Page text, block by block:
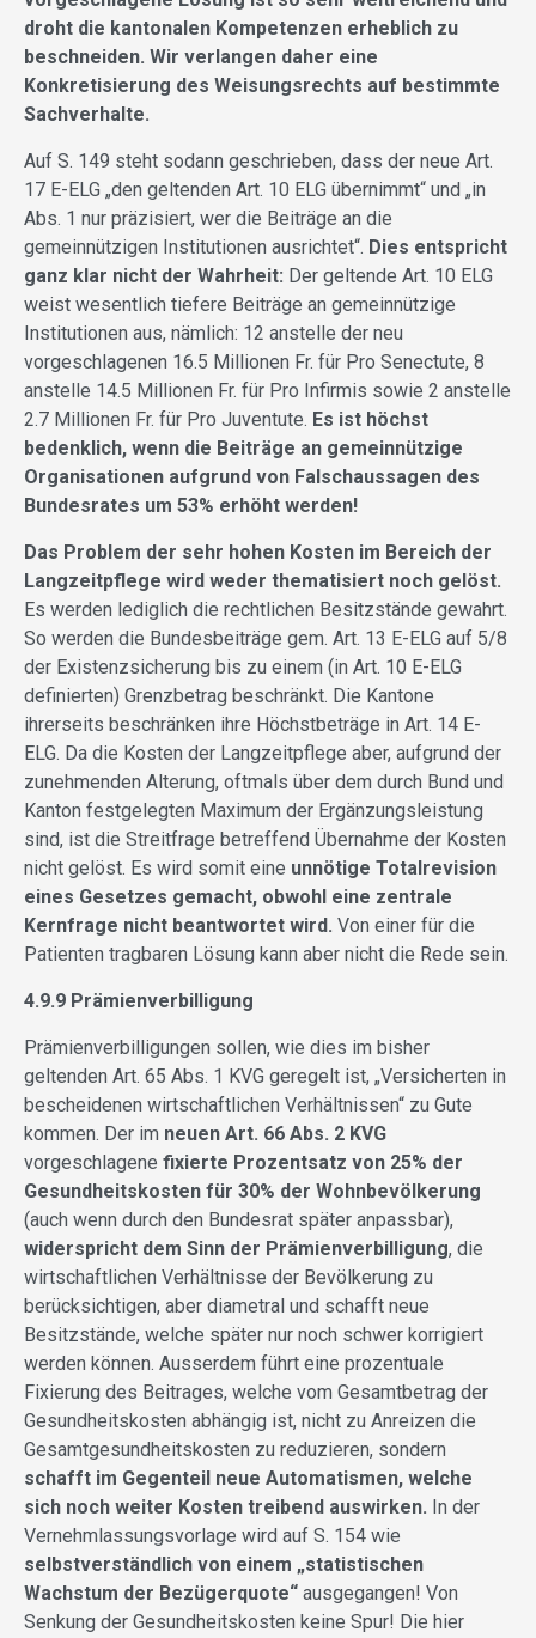
droht die kantonalen Kompetenzen erheblich zu
beschneiden. Wir verlangen daher eine
Konkretisierung des Weisungsrechts auf bestimmte
Sachverhalte.
Auf S. 149 steht sodann geschrieben, dass der neue Art.
17 E-ELG „den geltenden Art. 10 ELG übernimmt“ und „in
Abs. 1 nur präzisiert, wer die Beiträge an die
gemeinnützigen Institutionen ausrichtet“. Dies entspricht
ganz klar nicht der Wahrheit: Der geltende Art. 10 ELG
weist wesentlich tiefere Beiträge an gemeinnützige
Institutionen aus, nämlich: 12 anstelle der neu
vorgeschlagenen 16.5 Millionen Fr. für Pro Senectute, 8
anstelle 14.5 Millionen Fr. für Pro Infirmis sowie 2 anstelle
2.7 Millionen Fr. für Pro Juventute. Es ist höchst
bedenklich, wenn die Beiträge an gemeinnützige
Organisationen aufgrund von Falschaussagen des
Bundesrates um 53% erhöht werden!
Das Problem der sehr hohen Kosten im Bereich der
Langzeitpflege wird weder thematisiert noch gelöst.
Es werden lediglich die rechtlichen Besitzstände gewahrt.
So werden die Bundesbeiträge gem. Art. 13 E-ELG auf 5/8
der Existenzsicherung bis zu einem (in Art. 10 E-ELG
definierten) Grenzbetrag beschränkt. Die Kantone
ihrerseits beschränken ihre Höchstbeträge in Art. 14 E-
ELG. Da die Kosten der Langzeitpflege aber, aufgrund der
zunehmenden Alterung, oftmals über dem durch Bund und
Kanton festgelegten Maximum der Ergänzungsleistung
sind, ist die Streitfrage betreffend Übernahme der Kosten
nicht gelöst. Es wird somit eine unnötige Totalrevision
eines Gesetzes gemacht, obwohl eine zentrale
Kernfrage nicht beantwortet wird. Von einer für die
Patienten tragbaren Lösung kann aber nicht die Rede sein.
4.9.9 Prämienverbilligung
Prämienverbilligungen sollen, wie dies im bisher
geltenden Art. 65 Abs. 1 KVG geregelt ist, „Versicherten in
bescheidenen wirtschaftlichen Verhältnissen“ zu Gute
kommen. Der im neuen Art. 66 Abs. 2 KVG
vorgeschlagene fixierte Prozentsatz von 25% der
Gesundheitskosten für 30% der Wohnbevölkerung
(auch wenn durch den Bundesrat später anpassbar),
widerspricht dem Sinn der Prämienverbilligung, die
wirtschaftlichen Verhältnisse der Bevölkerung zu
berücksichtigen, aber diametral und schafft neue
Besitzstände, welche später nur noch schwer korrigiert
werden können. Ausserdem führt eine prozentuale
Fixierung des Beitrages, welche vom Gesamtbetrag der
Gesundheitskosten abhängig ist, nicht zu Anreizen die
Gesamtgesundheitskosten zu reduzieren, sondern
schafft im Gegenteil neue Automatismen, welche
sich noch weiter Kosten treibend auswirken. In der
Vernehmlassungsvorlage wird auf S. 154 wie
selbstverständlich von einem „statistischen
Wachstum der Bezügerquote“ ausgegangen! Von
Senkung der Gesundheitskosten keine Spur! Die hier